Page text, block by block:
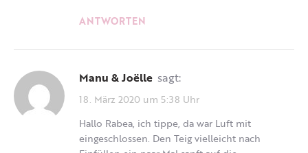
ANTWORTEN
Manu & Joëlle sagt:
18. März 2020 um 5:38 Uhr
Hallo Rabea, ich tippe, da war Luft mit
eingeschlossen. Den Teig vielleicht nach